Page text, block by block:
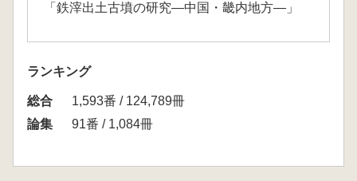
「鉄滓出土古墳の研究―中国・畿内地方―」
ランキング
総合
1,593番 / 124,789冊
論集
91番 / 1,084冊